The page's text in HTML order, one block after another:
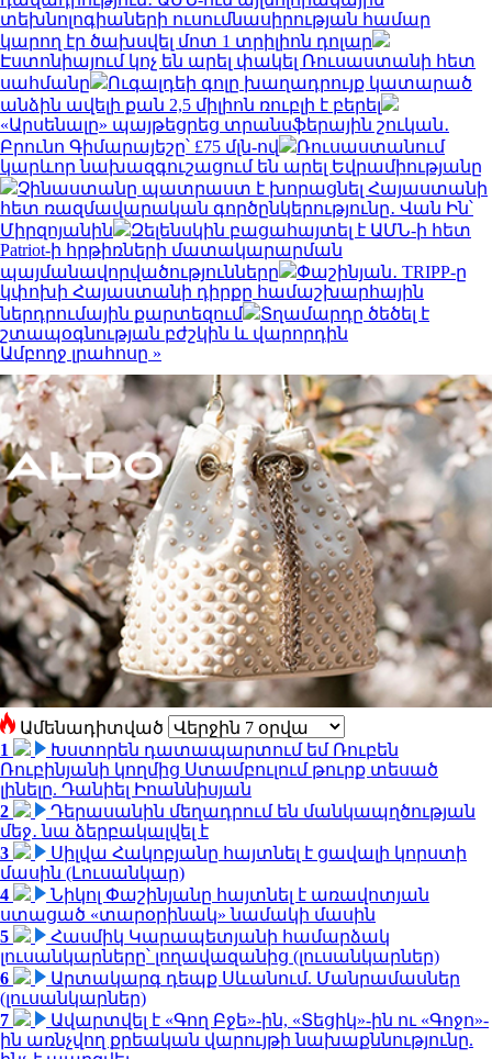
տեխնոլոգիաների ուսումնասիրության համար
կարող էր ծախսվել մոտ 1 տրիլիոն դոլար
Էստոնիայում կոչ են արել փակել Ռուսաստանի հետ
սահմանը
Ուգալդեի գոլը խաղադրույք կատարած
անձին ավելի քան 2,5 միլիոն ռուբլի է բերել
«Արսենալը» պայթեցրեց տրանսֆերային շուկան․
Բրունո Գիմարայեշը՝ £75 մլն-ով
Ռուսաստանում
կարևոր նախազգուշացում են արել Եվրամիությանը
Չինաստանը պատրաստ է խորացնել Հայաստանի
հետ ռազմավարական գործընկերությունը․ Վան Ին՝
Միրզոյանին
Զելենսկին բացահայտել է ԱՄՆ-ի հետ
Patriot-ի հրթիռների մատակարարման
պայմանավորվածությունները
Փաշինյան․ TRIPP-ը
կփոխի Հայաստանի դիրքը համաշխարհային
ներդրումային քարտեզում
Տղամարդը ծեծել է
շտապօգնության բժշկին և վարորդին
Ամբողջ լրահոսը »
Ամենադիտված
1
Խստորեն դատապարտում եմ Ռուբեն
Ռուբինյանի կողմից Ստամբուլում թուրք տեսած
լինելը. Դանիել Իոաննիսյան
2
Դերասանին մեղադրում են մանկապղծության
մեջ․ նա ձերբակալվել է
3
Սիլվա Հակոբյանը հայտնել է ցավալի կորստի
մասին (Լուսանկար)
4
Նիկոլ Փաշինյանը հայտնել է առավոտյան
ստացած «տարօրինակ» նամակի մասին
5
Հասմիկ Կարապետյանի համարձակ
լուսանկարները՝ լողավազանից (լուսանկարներ)
6
Արտակարգ դեպք Սևանում. Մանրամասներ
(լուսանկարներ)
7
Ավարտվել է «Գող Բջե»-ին, «Տեցիկ»-ին ու «Գոջո»-
ին առնչվող քրեական վարույթի նախաքննությունը.